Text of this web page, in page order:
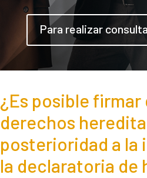
Para realizar
¿Es posible
derechos
posterioridad a la
la declaratoria de